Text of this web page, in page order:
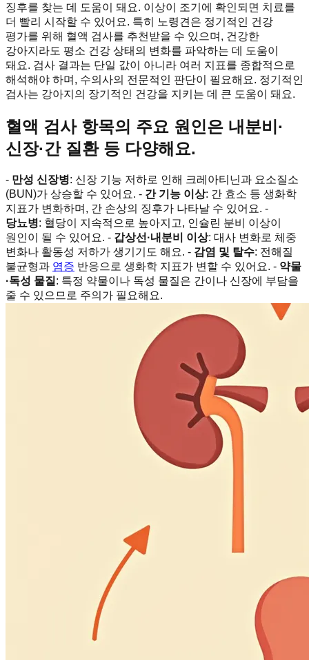
징후를 찾는 데 도움이 돼요. 이상이 조기에 확인되면 치료를
더 빨리 시작할 수 있어요. 특히 노령견은 정기적인 건강
평가를 위해 혈액 검사를 추천받을 수 있으며, 건강한
강아지라도 평소 건강 상태의 변화를 파악하는 데 도움이
돼요. 검사 결과는 단일 값이 아니라 여러 지표를 종합적으로
해석해야 하며, 수의사의 전문적인 판단이 필요해요. 정기적인
검사는 강아지의 장기적인 건강을 지키는 데 큰 도움이 돼요.
혈액 검사 항목의 주요 원인은 내분비·
신장·간 질환 등 다양해요.
- 만성 신장병: 신장 기능 저하로 인해 크레아티닌과 요소질소
(BUN)가 상승할 수 있어요. - 간 기능 이상: 간 효소 등 생화학
지표가 변화하며, 간 손상의 징후가 나타날 수 있어요. -
당뇨병: 혈당이 지속적으로 높아지고, 인슐린 분비 이상이
원인이 될 수 있어요. - 갑상선·내분비 이상: 대사 변화로 체중
변화나 활동성 저하가 생기기도 해요. - 감염 및 탈수: 전해질
불균형과 염증 반응으로 생화학 지표가 변할 수 있어요. - 약물
·독성 물질: 특정 약물이나 독성 물질은 간이나 신장에 부담을
줄 수 있으므로 주의가 필요해요.